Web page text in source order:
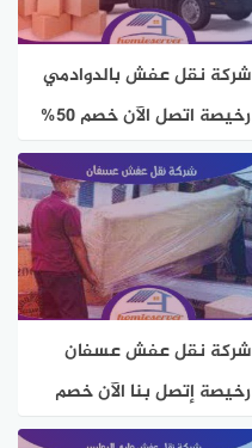
شركة نقل عفش بالدوادمي
رخيصة اتصل الآن خصم 50%
هوم سيرفر
شركة نقل عفش عسفان
رخيصة إتصل بنا الآن خصم
50% هوم سيرفر